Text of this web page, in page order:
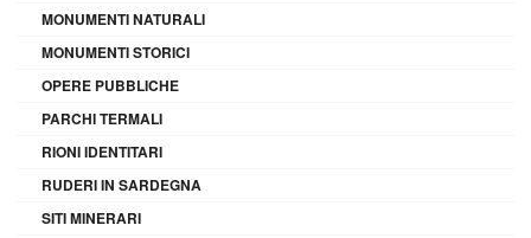
MONUMENTI NATURALI
MONUMENTI STORICI
OPERE PUBBLICHE
PARCHI TERMALI
RIONI IDENTITARI
RUDERI IN SARDEGNA
SITI MINERARI